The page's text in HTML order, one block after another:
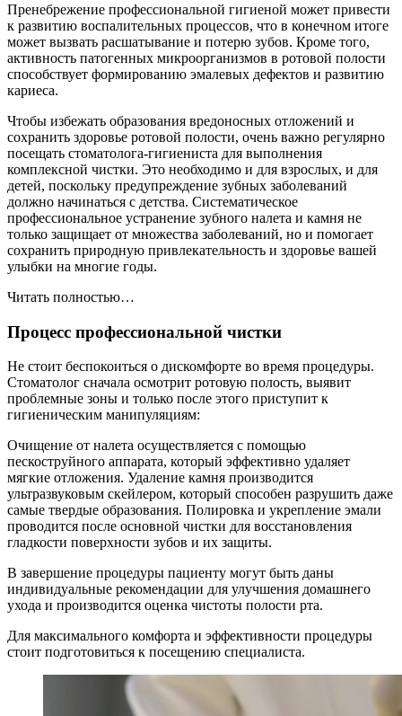
Пренебрежение профессиональной гигиеной может привести
к развитию воспалительных процессов, что в конечном итоге
может вызвать расшатывание и потерю зубов. Кроме того,
активность патогенных микроорганизмов в ротовой полости
способствует формированию эмалевых дефектов и развитию
кариеса.
Чтобы избежать образования вредоносных отложений и
сохранить здоровье ротовой полости, очень важно регулярно
посещать стоматолога-гигиениста для выполнения
комплексной чистки. Это необходимо и для взрослых, и для
детей, поскольку предупреждение зубных заболеваний
должно начинаться с детства. Систематическое
профессиональное устранение зубного налета и камня не
только защищает от множества заболеваний, но и помогает
сохранить природную привлекательность и здоровье вашей
улыбки на многие годы.
Читать полностью…
Процесс профессиональной чистки
Не стоит беспокоиться о дискомфорте во время процедуры.
Стоматолог сначала осмотрит ротовую полость, выявит
проблемные зоны и только после этого приступит к
гигиеническим манипуляциям:
Очищение от налета осуществляется с помощью
пескоструйного аппарата, который эффективно удаляет
мягкие отложения. Удаление камня производится
ультразвуковым скейлером, который способен разрушить даже
самые твердые образования. Полировка и укрепление эмали
проводится после основной чистки для восстановления
гладкости поверхности зубов и их защиты.
В завершение процедуры пациенту могут быть даны
индивидуальные рекомендации для улучшения домашнего
ухода и производится оценка чистоты полости рта.
Для максимального комфорта и эффективности процедуры
стоит подготовиться к посещению специалиста.